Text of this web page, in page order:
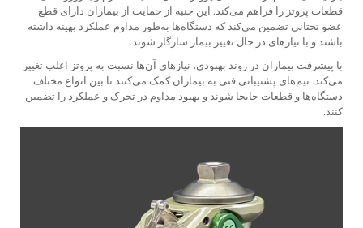
قطعات پروتز را فراهم می‌کند. این جنبه از حمایت از بیماران دارای قطع
عضو تحتانی تضمین می‌کند که دستگاه‌ها به‌طور مداوم عملکرد بهینه داشته
باشند و با نیازهای در حال تغییر بیمار سازگار شوند.
با پیشرفت بیماران در روند بهبودی، نیازهای آن‌ها نسبت به پروتز اغلب تغییر
می‌کند. تیم‌های پشتیبانی فنی به بیماران کمک می‌کنند تا بین انواع مختلف
دستگاه‌ها و قطعات جابجا شوند و بهبود مداوم در تحرک و عملکرد را تضمین
کنند.